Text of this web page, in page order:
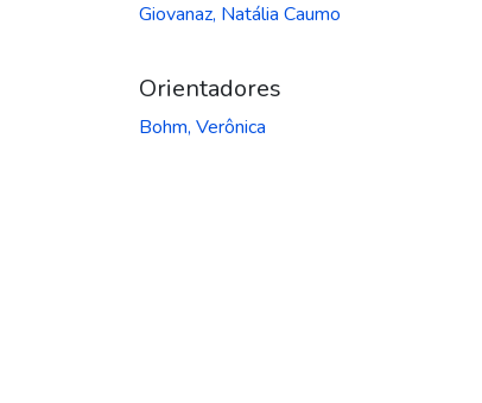
Giovanaz, Natália Caumo
Orientadores
Bohm, Verônica